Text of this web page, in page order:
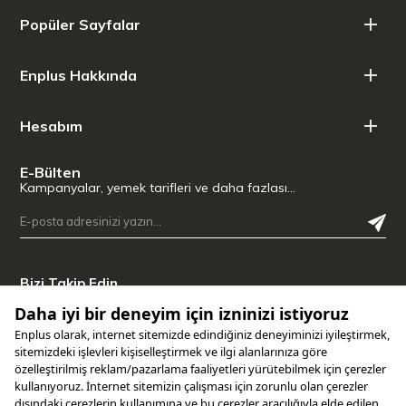
Popüler Sayfalar
Enplus Hakkında
Hesabım
E-Bülten
Kampanyalar, yemek tarifleri ve daha fazlası…
Bizi Takip Edin
Uygulamamızı İndirin